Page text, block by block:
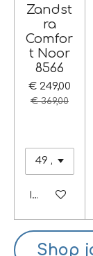
Zandst
ra
Comfor
t Noor
8566
€ 249,00
€ 369,00
In
Shop